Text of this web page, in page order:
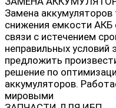
Замена аккумуляторов
снижения емкости АКБ
связи с истечением
неправильных
предложить
решение по
аккумуляторов.
мировыми